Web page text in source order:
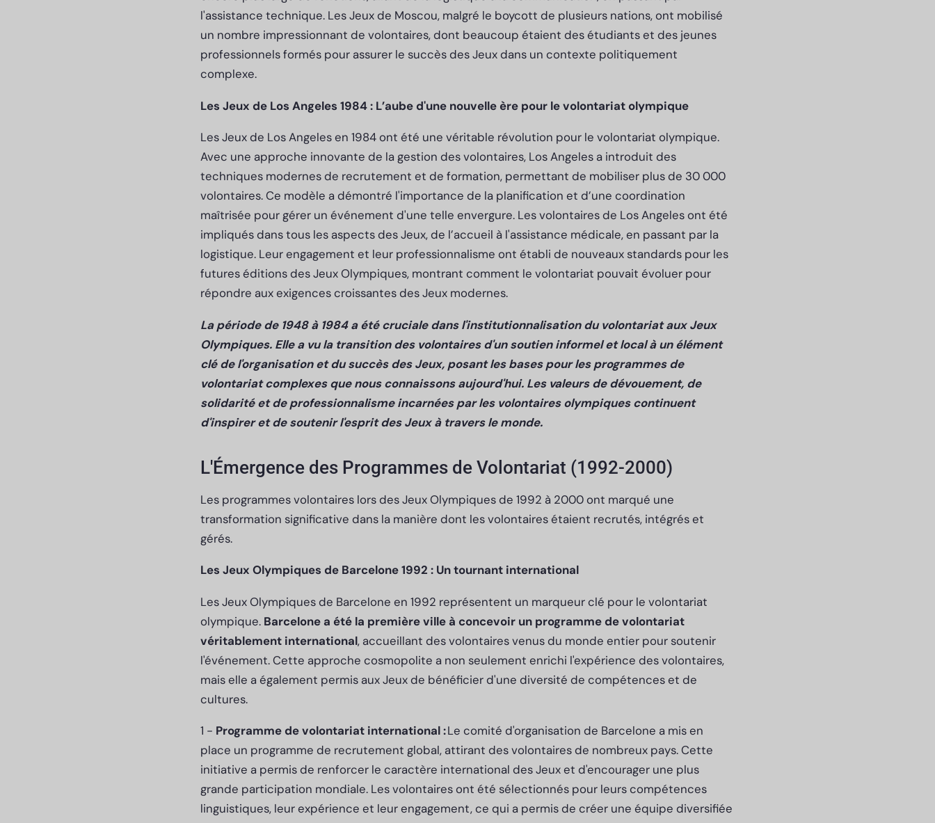
l'assistance technique. Les Jeux de Moscou, malgré le boycott de plusieurs nations, ont mobilisé
un nombre impressionnant de volontaires, dont beaucoup étaient des étudiants et des jeunes
professionnels formés pour assurer le succès des Jeux dans un contexte politiquement
complexe.
Les Jeux de Los Angeles 1984 : L’aube d'une nouvelle ère pour le volontariat olympique
Les Jeux de Los Angeles en 1984 ont été une véritable révolution pour le volontariat olympique.
Avec une approche innovante de la gestion des volontaires, Los Angeles a introduit des
techniques modernes de recrutement et de formation, permettant de mobiliser plus de 30 000
volontaires. Ce modèle a démontré l'importance de la planification et d’une coordination
maîtrisée pour gérer un événement d'une telle envergure. Les volontaires de Los Angeles ont été
impliqués dans tous les aspects des Jeux, de l’accueil à l'assistance médicale, en passant par la
logistique. Leur engagement et leur professionnalisme ont établi de nouveaux standards pour les
futures éditions des Jeux Olympiques, montrant comment le volontariat pouvait évoluer pour
répondre aux exigences croissantes des Jeux modernes.
La période de 1948 à 1984 a été cruciale dans l'institutionnalisation du volontariat aux Jeux
Olympiques. Elle a vu la transition des volontaires d'un soutien informel et local à un élément
clé de l'organisation et du succès des Jeux, posant les bases pour les programmes de
volontariat complexes que nous connaissons aujourd'hui. Les valeurs de dévouement, de
solidarité et de professionnalisme incarnées par les volontaires olympiques continuent
d'inspirer et de soutenir l'esprit des Jeux à travers le monde.
L'Émergence des Programmes de Volontariat (1992-2000)
Les programmes volontaires lors des Jeux Olympiques de 1992 à 2000 ont marqué une
transformation significative dans la manière dont les volontaires étaient recrutés, intégrés et
gérés.
Les Jeux Olympiques de Barcelone 1992 : Un tournant international
Les Jeux Olympiques de Barcelone en 1992 représentent un marqueur clé pour le volontariat
olympique. Barcelone a été la première ville à concevoir un programme de volontariat
véritablement international, accueillant des volontaires venus du monde entier pour soutenir
l'événement. Cette approche cosmopolite a non seulement enrichi l'expérience des volontaires,
mais elle a également permis aux Jeux de bénéficier d'une diversité de compétences et de
cultures.
1 - Programme de volontariat international :Le comité d'organisation de Barcelone a mis en
place un programme de recrutement global, attirant des volontaires de nombreux pays. Cette
initiative a permis de renforcer le caractère international des Jeux et d'encourager une plus
grande participation mondiale. Les volontaires ont été sélectionnés pour leurs compétences
linguistiques, leur expérience et leur engagement, ce qui a permis de créer une équipe diversifiée